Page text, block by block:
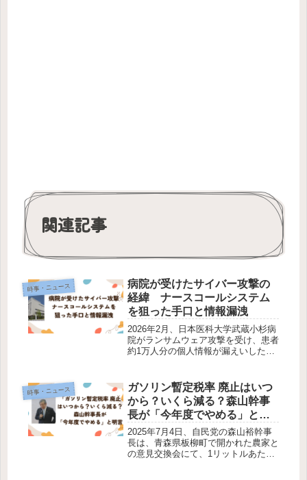
関連記事
時事・ニュース
病院が受けたサイバー攻撃の
経緯 ナースコールシステム
を狙った手口と情報漏洩
2026年2月、日本医科大学武蔵小杉病
院がランサムウェア攻撃を受け、患者
約1万人分の個人情報が漏えいしたこ
り、医療機関を狙った大規模サイバー
攻撃として大きな波紋を広げてい...
時事・ニュース
ガソリン暫定税率 廃止はいつ
から？いくら減る？森山幹事
長が「今年度でやめる」と明
言
2025年7月4日、自民党の森山裕幹事
長は、青森県板柳町で開かれた農家と
の意見交換会にて、1リットルあたり